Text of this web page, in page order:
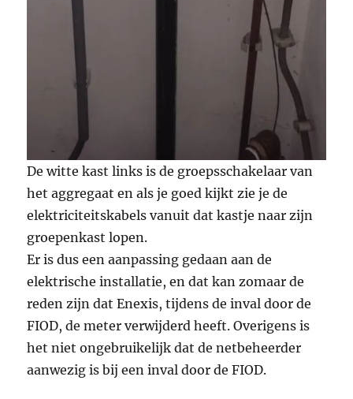
De witte kast links is de groepsschakelaar van
het aggregaat en als je goed kijkt zie je de
elektriciteitskabels vanuit dat kastje naar zijn
groepenkast lopen.
Er is dus een aanpassing gedaan aan de
elektrische installatie, en dat kan zomaar de
reden zijn dat Enexis, tijdens de inval door de
FIOD, de meter verwijderd heeft. Overigens is
het niet ongebruikelijk dat de netbeheerder
aanwezig is bij een inval door de FIOD.